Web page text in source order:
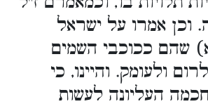
וכן אמרו על ישראל
שהם ככוכבי השמים
ולעומק. והיינו, כי
העליונה לעשות